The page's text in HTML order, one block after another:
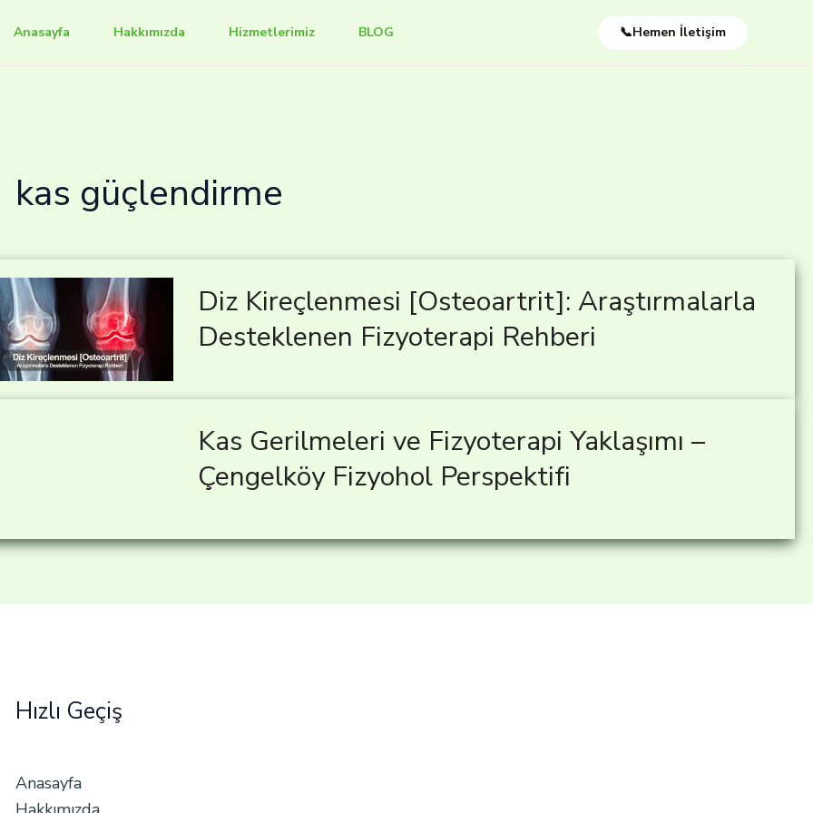
Anasayfa Hakkımızda Hizmetlerimiz BLOG 📞Hemen İletişim
kas güçlendirme
Diz Kireçlenmesi [Osteoartrit]: Araştırmalarla
Desteklenen Fizyoterapi Rehberi
Kas Gerilmeleri ve Fizyoterapi Yaklaşımı –
Çengelköy Fizyohol Perspektifi
Hızlı Geçiş
Anasayfa